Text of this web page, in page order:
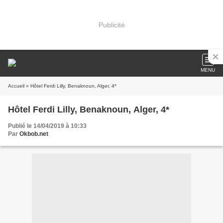
Publicité
MENU
Accueil » Hôtel Ferdi Lilly, Benaknoun, Alger, 4*
Hôtel Ferdi Lilly, Benaknoun, Alger, 4*
Publié le 14/04/2019 à 10:33
Par Okbob.net